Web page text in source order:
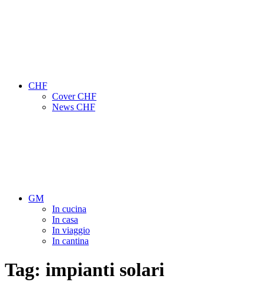
CHF
Cover CHF
News CHF
GM
In cucina
In casa
In viaggio
In cantina
Tag: impianti solari